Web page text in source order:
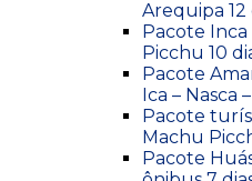
Arequipa 12
Pacote
Picchu 10
Pacote
Ica – Nasca
Pacote
Machu
Pacote